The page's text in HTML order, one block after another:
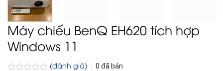
Máy chiếu BenQ EH620 tích hợp
Windows 11
(đánh giá) 0 đã bán